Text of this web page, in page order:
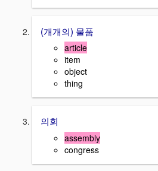
(개개의) 물품
article
item
object
thing
의회
assembly
congress